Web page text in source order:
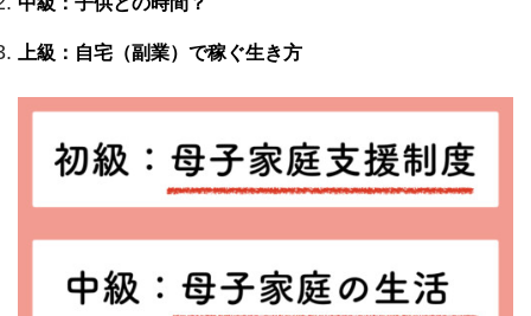
上級：自宅（副業）で稼ぐ生き方